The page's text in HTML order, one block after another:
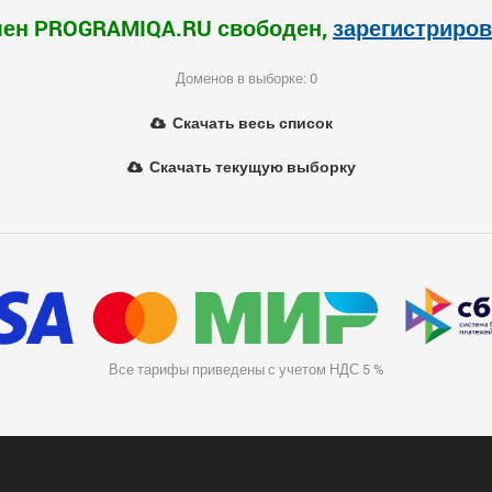
PROGRAMIQA.RU свободен,
Доменов в выборке: 0
Скачать весь список
Скачать текущую выборку
Все тарифы приведены с учетом НДС 5 %